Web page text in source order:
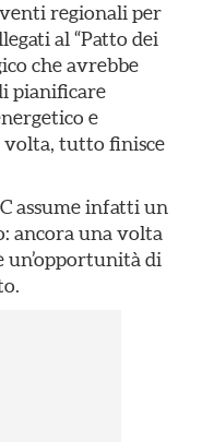
regionali per
al “Patto dei
che avrebbe
pianificare
e
volta, tutto finisce
assume infatti un
ancora una volta
un’opportunità di